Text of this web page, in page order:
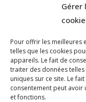
Gérer
Pour offrir les meilleures
telles que les cookies
appareils. Le fait de
traiter des données
uniques sur ce site. Le
consentement peut avoir
et fonctions.
PATRIARCAT
PÉDAGOGIE
PERROS-